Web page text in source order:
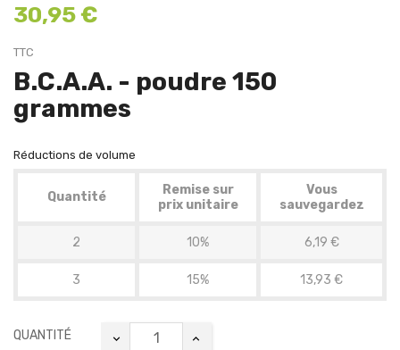
30,95 €
TTC
B.C.A.A. - poudre 150
grammes
Réductions de volume
Quantité
Remise sur
prix unitaire
Vous
sauvegardez
2 10% 6,19 €
3 15% 13,93 €
QUANTITÉ